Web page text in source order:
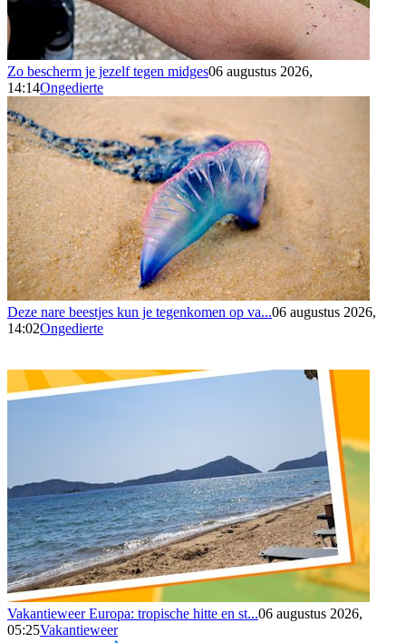
Zo bescherm je jezelf tegen midges06 augustus 2026,
14:14Ongedierte
Deze nare beestjes kun je tegenkomen op va...06 augustus 2026,
14:02Ongedierte
Vakantieweer Europa: tropische hitte en st...06 augustus 2026,
05:25Vakantieweer